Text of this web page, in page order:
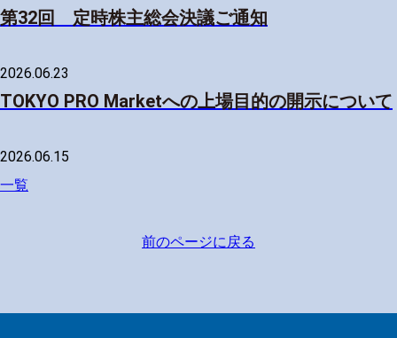
第32回 定時株主総会決議ご通知
2026.06.23
TOKYO PRO Marketへの上場目的の開示について
2026.06.15
一覧
前のページに戻る